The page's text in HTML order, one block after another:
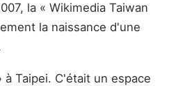
la « Wikimedia Taiwan
la naissance d'une
Taipei. C'était un espace